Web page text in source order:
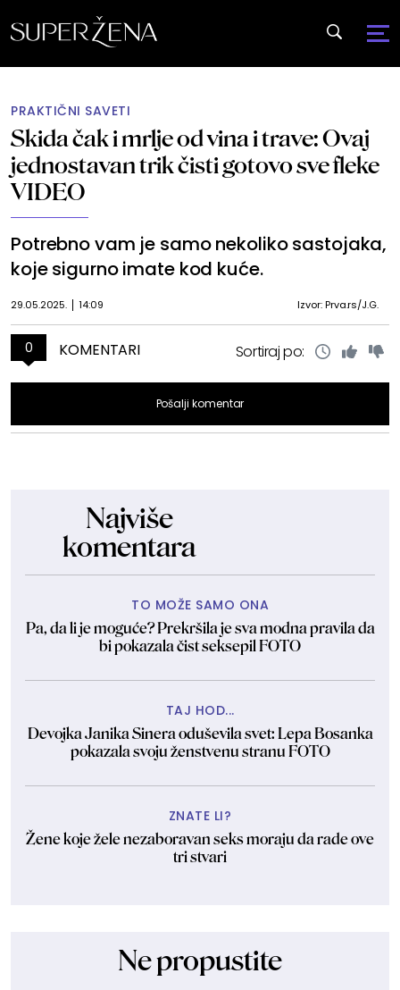
PRAKTIČNI SAVETI
Skida čak i mrlje od vina i trave: Ovaj
jednostavan trik čisti gotovo sve fleke
VIDEO
Potrebno vam je samo nekoliko sastojaka,
koje sigurno imate kod kuće.
29.05.2025. 14:09 Izvor: Prva.rs/J.G.
0 KOMENTARI Sortiraj po:
Pošalji komentar
Najviše
komentara
TO MOŽE SAMO ONA
Pa, da li je moguće? Prekršila je sva modna pravila da
bi pokazala čist seksepil FOTO
TAJ HOD...
Devojka Janika Sinera oduševila svet: Lepa Bosanka
pokazala svoju ženstvenu stranu FOTO
ZNATE LI?
Žene koje žele nezaboravan seks moraju da rade ove
tri stvari
Ne propustite